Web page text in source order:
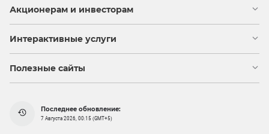
Акционерам и инвесторам
Интерактивные услуги
Полезные сайты
Последнее обновление:
7 Августа 2026, 00:15 (GMT+5)